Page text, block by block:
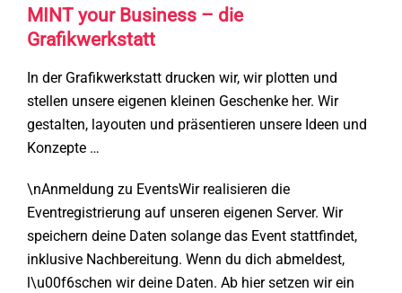
MINT your Business – die
Grafikwerkstatt
In der Grafikwerkstatt drucken wir, wir plotten und
stellen unsere eigenen kleinen Geschenke her. Wir
gestalten, layouten und präsentieren unsere Ideen und
Konzepte …
\nAnmeldung zu EventsWir realisieren die
Eventregistrierung auf unseren eigenen Server. Wir
speichern deine Daten solange das Event stattfindet,
inklusive Nachbereitung. Wenn du dich abmeldest,
l\u00f6schen wir deine Daten. Ab hier setzen wir ein